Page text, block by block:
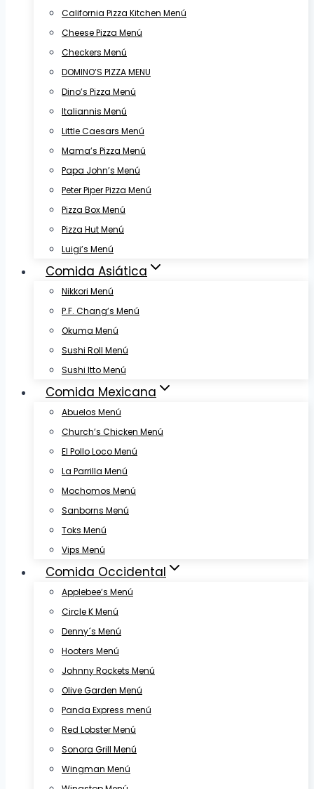
California Pizza Kitchen Menú
Cheese Pizza Menú
Checkers Menú
DOMINO’S PIZZA MENU
Dino’s Pizza Menú
Italiannis Menú
Little Caesars Menú
Mama’s Pizza Menú
Papa John’s Menú
Peter Piper Pizza Menú
Pizza Box Menú
Pizza Hut Menú
Luigi’s Menú
Comida Asiática
Nikkori Menú
P.F. Chang’s Menú
Okuma Menú
Sushi Roll Menú
Sushi Itto Menú
Comida Mexicana
Abuelos Menú
Church’s Chicken Menú
El Pollo Loco Menú
La Parrilla Menú
Mochomos Menú
Sanborns Menú
Toks Menú
Vips Menú
Comida Occidental
Applebee’s Menú
Circle K Menú
Denny´s Menú
Hooters Menú
Johnny Rockets Menú
Olive Garden Menú
Panda Express menú
Red Lobster Menú
Sonora Grill Menú
Wingman Menú